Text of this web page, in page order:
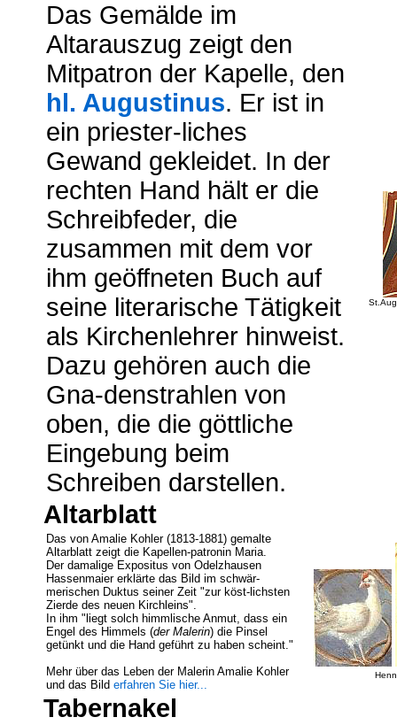
Das Gemälde im
Altarauszug zeigt den
Mitpatron der Kapelle, den
hl. Augustinus. Er ist in
ein priester-liches
Gewand gekleidet. In der
rechten Hand hält er die
Schreibfeder, die
zusammen mit dem vor
ihm geöffneten Buch auf
seine literarische Tätigkeit
als Kirchenlehrer hinweist.
Dazu gehören auch die
Gna-denstrahlen von
oben, die die göttliche
Eingebung beim
Schreiben darstellen.
Altarblatt
Das von Amalie Kohler (1813-1881) gemalte
Altarblatt zeigt die Kapellen-patronin Maria.
Der damalige Expositus von Odelzhausen
Hassenmaier erklärte das Bild im schwär-
merischen Duktus seiner Zeit "zur köst-lichsten
Zierde des neuen Kirchleins".
In ihm "liegt solch himmlische Anmut, dass ein
Engel des Himmels (der Malerin) die Pinsel
getünkt und die Hand geführt zu haben scheint."
Mehr über das Leben der Malerin Amalie Kohler
und das Bild erfahren Sie hier...
Tabernakel